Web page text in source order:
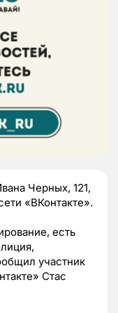
Черных, 121,
«ВКонтакте».
есть
участник
Стас